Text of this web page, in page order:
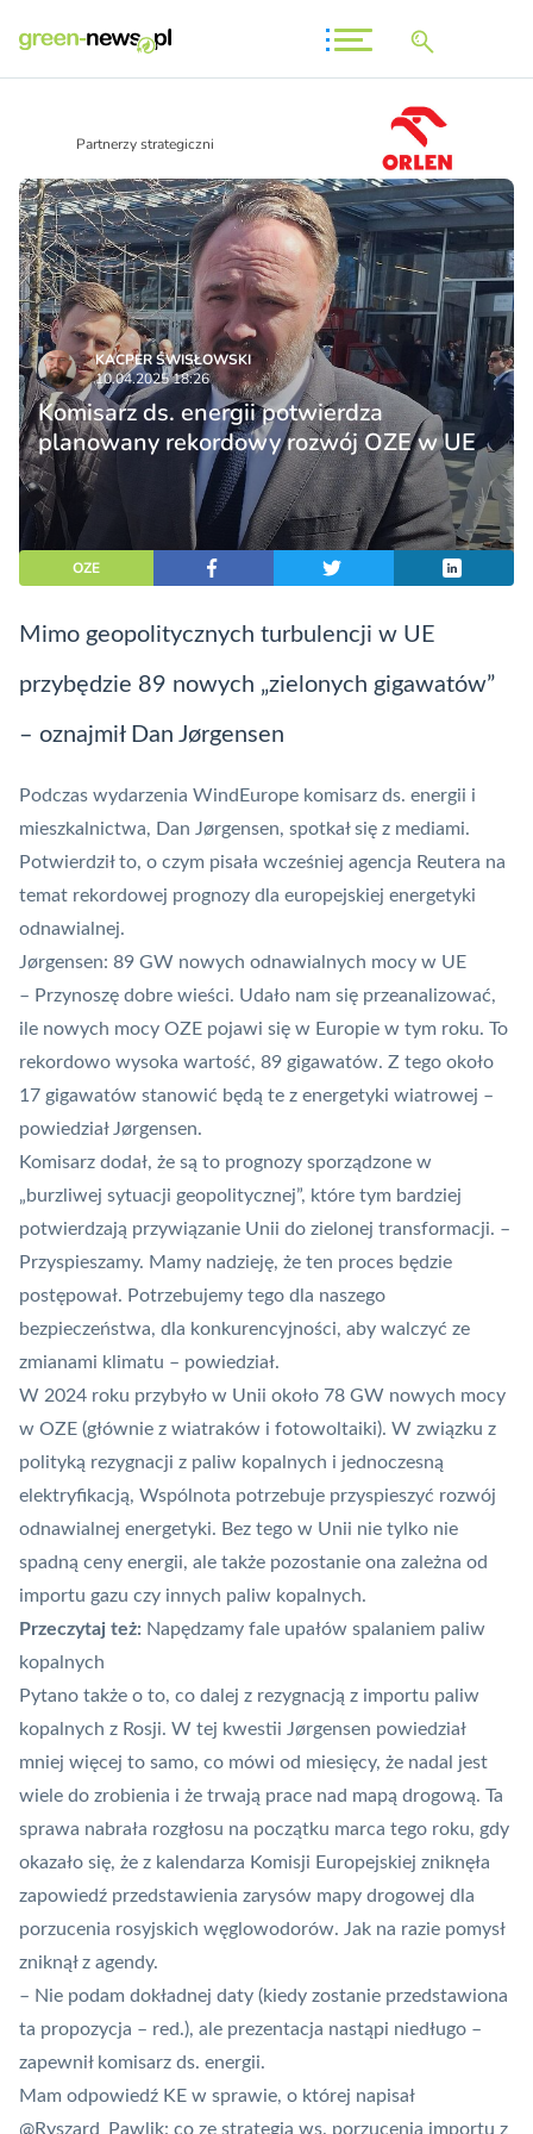
Partnerzy strategiczni
KACPER ŚWISŁO­WSKI
10.04.2025 18:26
Komisarz ds. energii potwierdza
planowany rekordowy rozwój OZE w UE
OZE
Mimo geopolitycznych turbulencji w UE
przybędzie 89 nowych „zielonych gigawatów”
– oznajmił Dan Jørgensen
Podczas wydarzenia WindEurope komisarz ds. energii i
mieszkalnictwa, Dan Jørgensen, spotkał się z mediami.
Potwierdził to, o czym pisała wcześniej agencja Reutera na
temat rekordowej prognozy dla europejskiej energetyki
odnawialnej.
Jørgensen: 89 GW nowych odnawialnych mocy w UE
– Przynoszę dobre wieści. Udało nam się przeanalizować,
ile nowych mocy OZE pojawi się w Europie w tym roku. To
rekordowo wysoka wartość, 89 gigawatów. Z tego około
17 gigawatów stanowić będą te z energetyki wiatrowej –
powiedział Jørgensen.
Komisarz dodał, że są to prognozy sporządzone w
„burzliwej sytuacji geopolitycznej”, które tym bardziej
potwierdzają przywiązanie Unii do zielonej transformacji. –
Przyspieszamy. Mamy nadzieję, że ten proces będzie
postępował. Potrzebujemy tego dla naszego
bezpieczeństwa, dla konkurencyjności, aby walczyć ze
zmianami klimatu – powiedział.
W 2024 roku przybyło w Unii około 78 GW nowych mocy
w OZE (głównie z wiatraków i fotowoltaiki). W związku z
polityką rezygnacji z paliw kopalnych i jednoczesną
elektryfikacją, Wspólnota potrzebuje przyspieszyć rozwój
odnawialnej energetyki. Bez tego w Unii nie tylko nie
spadną ceny energii, ale także pozostanie ona zależna od
importu gazu czy innych paliw kopalnych.
Przeczytaj też: Napędzamy fale upałów spalaniem paliw
kopalnych
Pytano także o to, co dalej z rezygnacją z importu paliw
kopalnych z Rosji. W tej kwestii Jørgensen powiedział
mniej więcej to samo, co mówi od miesięcy, że nadal jest
wiele do zrobienia i że trwają prace nad mapą drogową. Ta
sprawa nabrała rozgłosu na początku marca tego roku, gdy
okazało się, że z kalendarza Komisji Europejskiej zniknęła
zapowiedź przedstawienia zarysów mapy drogowej dla
porzucenia rosyjskich węglowodorów. Jak na razie pomysł
zniknął z agendy.
– Nie podam dokładnej daty (kiedy zostanie przedstawiona
ta propozycja – red.), ale prezentacja nastąpi niedługo –
zapewnił komisarz ds. energii.
Mam odpowiedź KE w sprawie, o której napisał
@Ryszard_Pawlik: co ze strategią ws. porzucenia importu z